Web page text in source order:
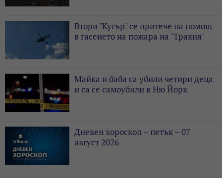
Втори "Кугър" се притече на помощ
в гасенето на пожара на "Тракия"
Майка и баба са убили четири деца
и са се самоубили в Ню Йорк
Дневен хороскоп – петък – 07
август 2026